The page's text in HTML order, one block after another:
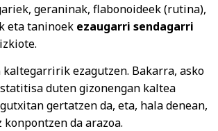
geraninak, flabonoideek (rutina),
eta taninoek ezaugarri sendagarri
kaltegarririk ezagutzen. Bakarra, asko
duten gizonengan kaltea
gertatzen da, eta, hala denean,
da arazoa.